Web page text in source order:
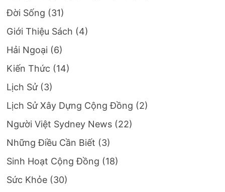
Đời Sống (31)
Giới Thiệu Sách (4)
Hải Ngoại (6)
Kiến Thức (14)
Lịch Sử(3)
Lịch Sử Xây Dựng Cộng Đồng (2)
Người Việt Sydney News (22)
Những Điều Cần Biết (3)
Sinh Hoạt Cộng Đồng (18)
Sức Khỏe (30)